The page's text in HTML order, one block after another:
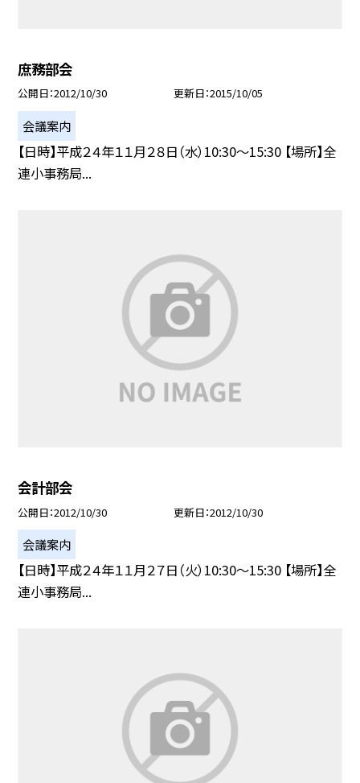
庶務部会
公開日 2012/10/30 更新日 2015/10/05
会議案内
【日時】平成２４年１１月２８日（水）10:30〜15:30 【場所】全
連小事務局...
会計部会
公開日 2012/10/30 更新日 2012/10/30
会議案内
【日時】平成２４年１１月２７日（火）10:30〜15:30 【場所】全
連小事務局...